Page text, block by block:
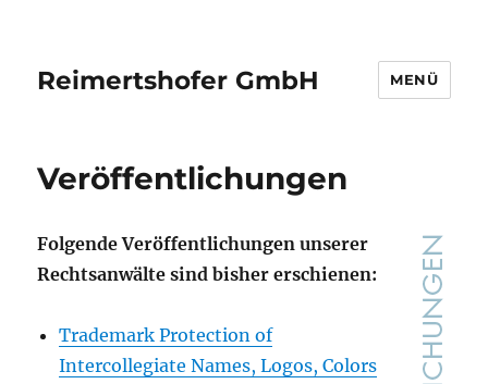
Reimertshofer GmbH MENÜ
Veröffentlichungen
Folgende Veröffentlichungen unserer
Rechtsanwälte sind bisher erschienen:
Trademark Protection of
Intercollegiate Names, Logos, Colors